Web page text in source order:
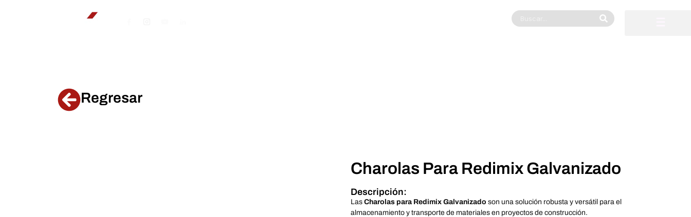
Regresar
Charolas Para Redimix Galvanizado
Descripción:
Las Charolas para Redimix Galvanizado son una solución robusta y versátil para el
almacenamiento y transporte de materiales en proyectos de construcción.